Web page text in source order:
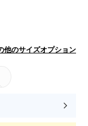
他のサイズオプション